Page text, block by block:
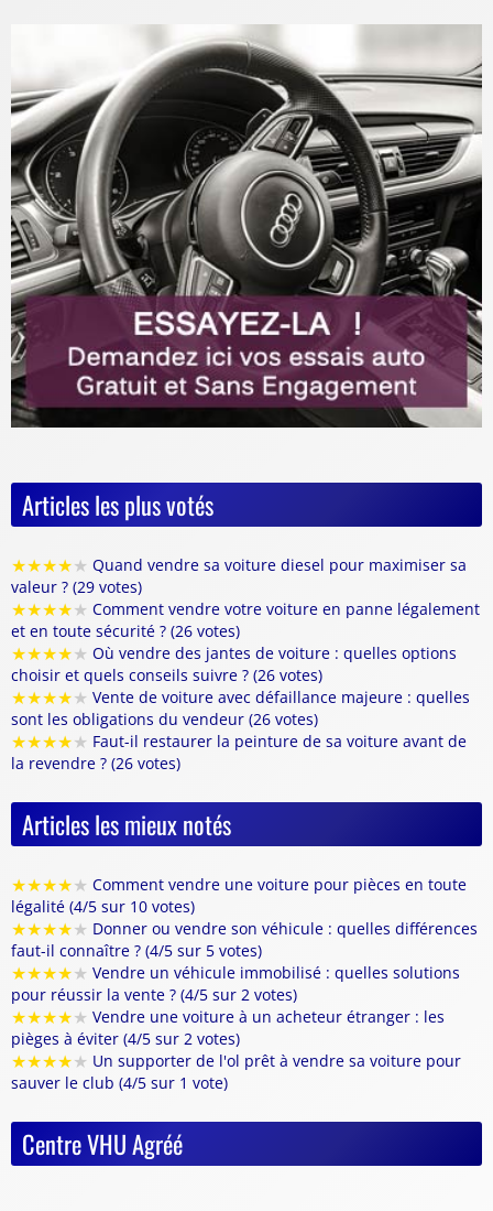
Articles les plus votés
★★★★★ Quand vendre sa voiture diesel pour maximiser sa
valeur ? (29 votes)
★★★★★ Comment vendre votre voiture en panne légalement
et en toute sécurité ? (26 votes)
★★★★★ Où vendre des jantes de voiture : quelles options
choisir et quels conseils suivre ? (26 votes)
★★★★★ Vente de voiture avec défaillance majeure : quelles
sont les obligations du vendeur (26 votes)
★★★★★ Faut-il restaurer la peinture de sa voiture avant de
la revendre ? (26 votes)
Articles les mieux notés
★★★★★ Comment vendre une voiture pour pièces en toute
légalité (4/5 sur 10 votes)
★★★★★ Donner ou vendre son véhicule : quelles différences
faut-il connaître ? (4/5 sur 5 votes)
★★★★★ Vendre un véhicule immobilisé : quelles solutions
pour réussir la vente ? (4/5 sur 2 votes)
★★★★★ Vendre une voiture à un acheteur étranger : les
pièges à éviter (4/5 sur 2 votes)
★★★★★ Un supporter de l'ol prêt à vendre sa voiture pour
sauver le club (4/5 sur 1 vote)
Centre VHU Agréé